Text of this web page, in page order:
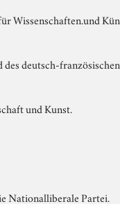
Wissenschaften.und
deutsch-
und Kunst.
Nationalliberale Partei.